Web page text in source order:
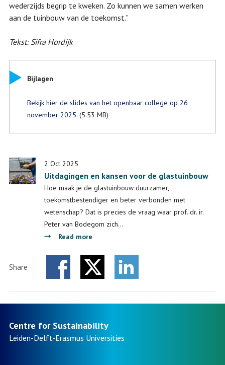
wederzijds begrip te kweken. Zo kunnen we samen werken
aan de tuinbouw van de toekomst.”
Tekst: Sifra Hordijk
Bijlagen
Bekijk hier de slides van het openbaar college op 26
november 2025. (5.53 MB)
2 Oct 2025
Uitdagingen en kansen voor de glastuinbouw
Hoe maak je de glastuinbouw duurzamer,
toekomstbestendiger en beter verbonden met
wetenschap? Dat is precies de vraag waar prof. dr. ir.
Peter van Bodegom zich…
Read more
en
kansen
Share
Centre for Sustainability
Leiden-Delft-Erasmus Universities